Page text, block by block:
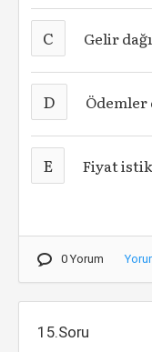
C Gelir
D
E Fiyat
0 Yorum
15.Soru